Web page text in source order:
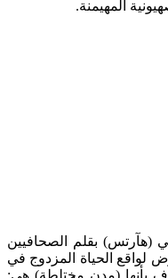
المهيمنة.
(هآرتس) بقلم الصحافيين
لواقع الحياة المزدوج في